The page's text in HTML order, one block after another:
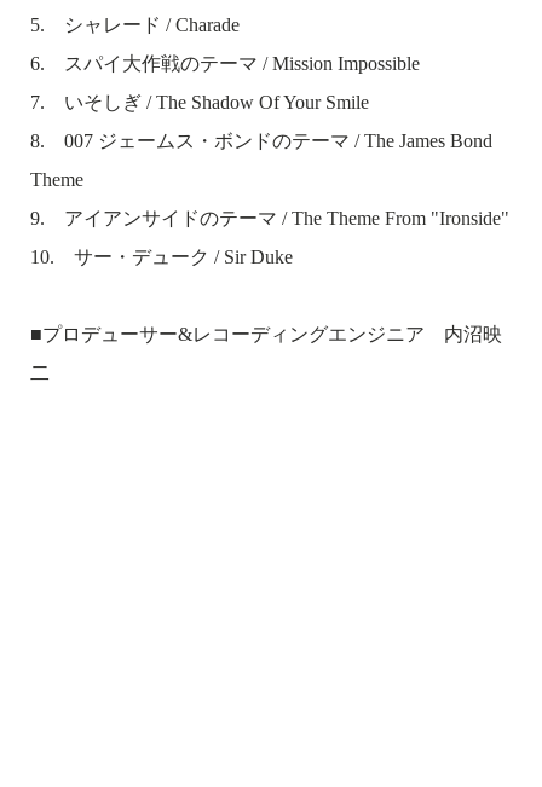
5. シャレード / Charade
6. スパイ大作戦のテーマ / Mission Impossible
7. いそしぎ / The Shadow Of Your Smile
8. 007 ジェームス・ボンドのテーマ / The James Bond
Theme
9. アイアンサイドのテーマ / The Theme From "Ironside"
10. サー・デューク / Sir Duke
■プロデューサー&レコーディングエンジニア 内沼映
二